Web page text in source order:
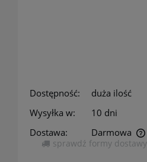
Dostępność:
duża ilość
Wysyłka w:
10 dni
Dostawa:
Darmowa
Cena nie zawiera ewentualnych
sprawdź formy dostawy